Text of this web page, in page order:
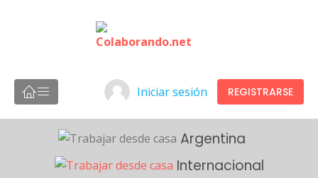
Iniciar sesión REGISTRARSE
Argentina
Internacional